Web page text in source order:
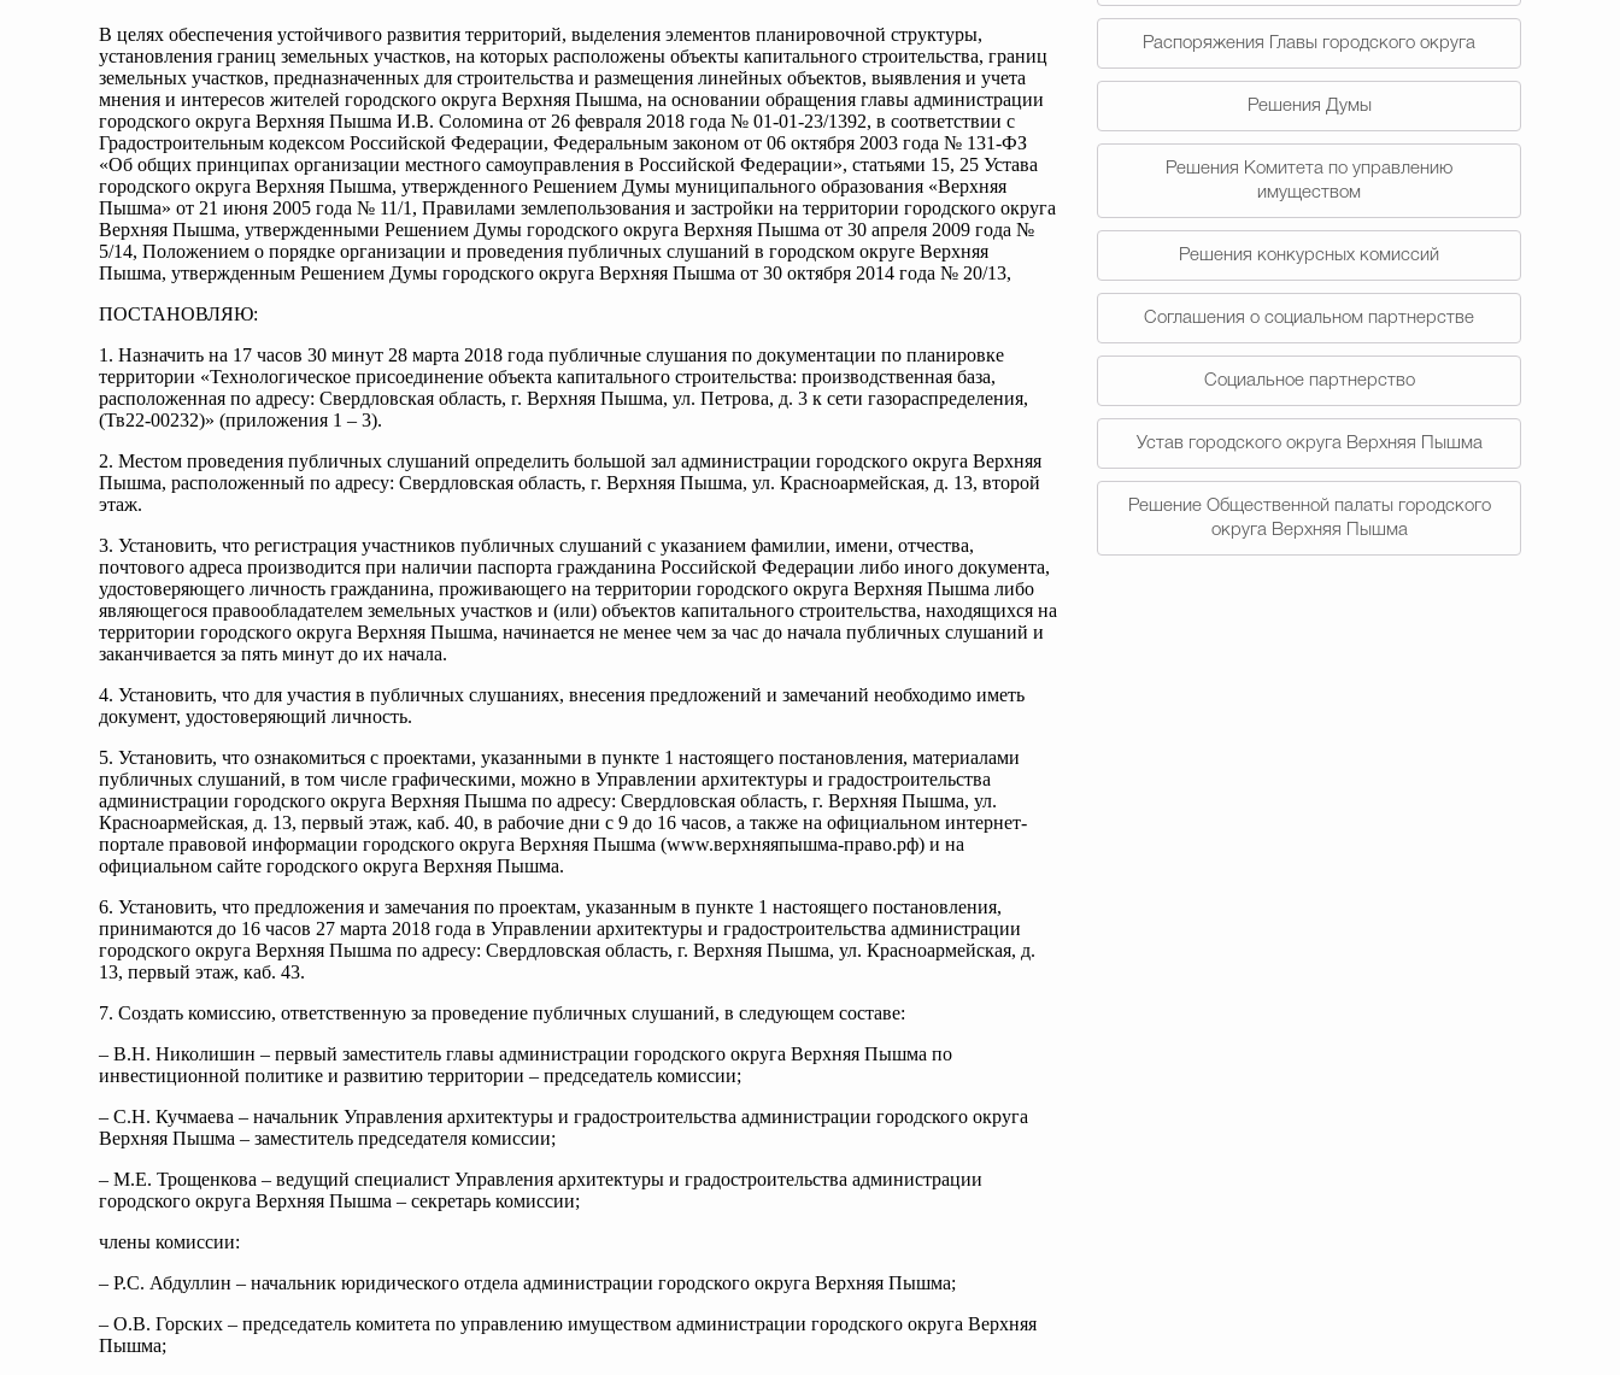
Распоряжения Главы городского округа
Решения Думы
Решения Комитета по управлению
имуществом
Решения конкурсных комиссий
Соглашения о социальном партнерстве
Социальное партнерство
Устав городского округа Верхняя Пышма
Решение Общественной палаты городского
округа Верхняя Пышма
В целях обеспечения устойчивого развития территорий, выделения элементов планировочной структуры,
установления границ земельных участков, на которых расположены объекты капитального строительства, границ
земельных участков, предназначенных для строительства и размещения линейных объектов, выявления и учета
мнения и интересов жителей городского округа Верхняя Пышма, на основании обращения главы администрации
городского округа Верхняя Пышма И.В. Соломина от 26 февраля 2018 года № 01-01-23/1392, в соответствии с
Градостроительным кодексом Российской Федерации, Федеральным законом от 06 октября 2003 года № 131-ФЗ
«Об общих принципах организации местного самоуправления в Российской Федерации», статьями 15, 25 Устава
городского округа Верхняя Пышма, утвержденного Решением Думы муниципального образования «Верхняя
Пышма» от 21 июня 2005 года № 11/1, Правилами землепользования и застройки на территории городского округа
Верхняя Пышма, утвержденными Решением Думы городского округа Верхняя Пышма от 30 апреля 2009 года №
5/14, Положением о порядке организации и проведения публичных слушаний в городском округе Верхняя
Пышма, утвержденным Решением Думы городского округа Верхняя Пышма от 30 октября 2014 года № 20/13,
ПОСТАНОВЛЯЮ:
1. Назначить на 17 часов 30 минут 28 марта 2018 года публичные слушания по документации по планировке
территории «Технологическое присоединение объекта капитального строительства: производственная база,
расположенная по адресу: Свердловская область, г. Верхняя Пышма, ул. Петрова, д. 3 к сети газораспределения,
(Тв22-00232)» (приложения 1 – 3).
2. Местом проведения публичных слушаний определить большой зал администрации городского округа Верхняя
Пышма, расположенный по адресу: Свердловская область, г. Верхняя Пышма, ул. Красноармейская, д. 13, второй
этаж.
3. Установить, что регистрация участников публичных слушаний с указанием фамилии, имени, отчества,
почтового адреса производится при наличии паспорта гражданина Российской Федерации либо иного документа,
удостоверяющего личность гражданина, проживающего на территории городского округа Верхняя Пышма либо
являющегося правообладателем земельных участков и (или) объектов капитального строительства, находящихся на
территории городского округа Верхняя Пышма, начинается не менее чем за час до начала публичных слушаний и
заканчивается за пять минут до их начала.
4. Установить, что для участия в публичных слушаниях, внесения предложений и замечаний необходимо иметь
документ, удостоверяющий личность.
5. Установить, что ознакомиться с проектами, указанными в пункте 1 настоящего постановления, материалами
публичных слушаний, в том числе графическими, можно в Управлении архитектуры и градостроительства
администрации городского округа Верхняя Пышма по адресу: Свердловская область, г. Верхняя Пышма, ул.
Красноармейская, д. 13, первый этаж, каб. 40, в рабочие дни с 9 до 16 часов, а также на официальном интернет-
портале правовой информации городского округа Верхняя Пышма (www.верхняяпышма-право.рф) и на
официальном сайте городского округа Верхняя Пышма.
6. Установить, что предложения и замечания по проектам, указанным в пункте 1 настоящего постановления,
принимаются до 16 часов 27 марта 2018 года в Управлении архитектуры и градостроительства администрации
городского округа Верхняя Пышма по адресу: Свердловская область, г. Верхняя Пышма, ул. Красноармейская, д.
13, первый этаж, каб. 43.
7. Создать комиссию, ответственную за проведение публичных слушаний, в следующем составе:
– В.Н. Николишин – первый заместитель главы администрации городского округа Верхняя Пышма по
инвестиционной политике и развитию территории – председатель комиссии;
– С.Н. Кучмаева – начальник Управления архитектуры и градостроительства администрации городского округа
Верхняя Пышма – заместитель председателя комиссии;
– М.Е. Трощенкова – ведущий специалист Управления архитектуры и градостроительства администрации
городского округа Верхняя Пышма – секретарь комиссии;
члены комиссии:
– Р.С. Абдуллин – начальник юридического отдела администрации городского округа Верхняя Пышма;
– О.В. Горских – председатель комитета по управлению имуществом администрации городского округа Верхняя
Пышма;